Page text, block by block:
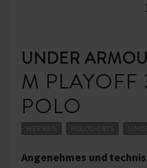
UNDER
M PLAYOFF
POLO
POLOSHIRTS
Angenehmes und